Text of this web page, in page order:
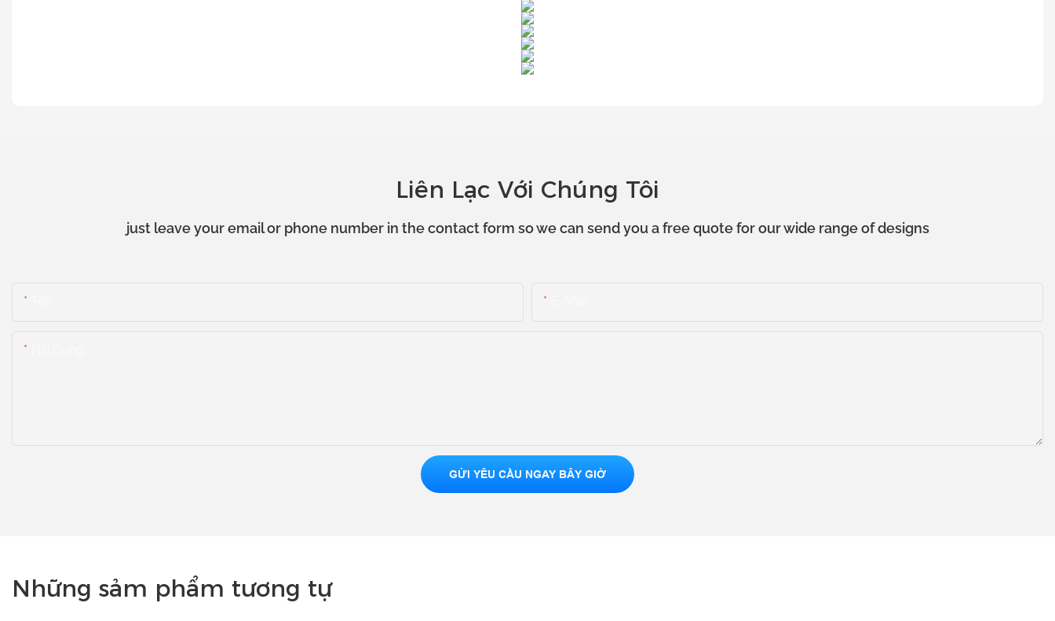
Liên Lạc Với Chúng Tôi
just leave your email or phone number in the contact form so we can send you a free quote for our wide range of designs
GỬI YÊU CẦU NGAY BÂY GIỜ
Những sảm phẩm tương tự